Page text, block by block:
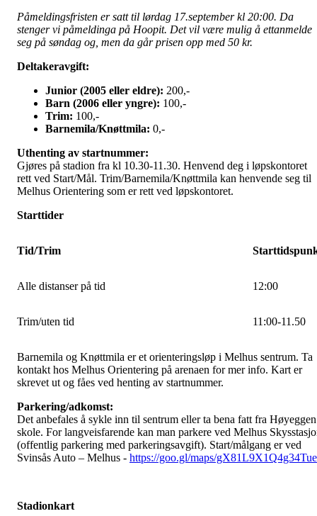
Påmeldingsfristen er satt til lørdag 17.september kl 20:00. Da
stenger vi påmeldinga på Hoopit. Det vil være mulig å ettanmelde
seg på søndag og, men da går prisen opp med 50 kr.
Deltakeravgift:
Junior (2005 eller eldre): 200,-
Barn (2006 eller yngre): 100,-
Trim: 100,-
Barnemila/Knøttmila: 0,-
Uthenting av startnummer:
Gjøres på stadion fra kl 10.30-11.30. Henvend deg i løpskontoret
rett ved Start/Mål. Trim/Barnemila/Knøttmila kan henvende seg til
Melhus Orientering som er rett ved løpskontoret.
Starttider
Tid/Trim
Alle distanser på tid 12:00
Trim/uten tid 11:00-11.50
Barnemila og Knøttmila er et orienteringsløp i Melhus sentrum. Ta
kontakt hos Melhus Orientering på arenaen for mer info. Kart er
skrevet ut og fåes ved henting av startnummer.
Parkering/adkomst:
Det anbefales å sykle inn til sentrum eller ta bena fatt fra Høyeggen
skole. For langveisfarende kan man parkere ved Melhus
(offentlig parkering med parkeringsavgift). Start/målgang er ved
Svinsås Auto – Melhus - https://goo.gl/maps/
Stadionkart